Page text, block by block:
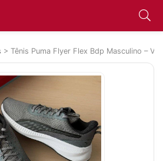
> Tênis Puma Flyer Flex Bdp Masculino –